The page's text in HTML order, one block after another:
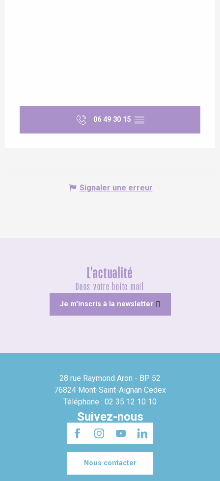
06 49 30 15 ▒▒
Signaler une erreur
L'actualité
Dans votre boîte mail
Je m'inscris à la newsletter
28 rue Raymond Aron - BP 52
76824 Mont-Saint-Aignan Cedex
Téléphone : 02 35 12 10 10
Suivez-nous
Nous contacter